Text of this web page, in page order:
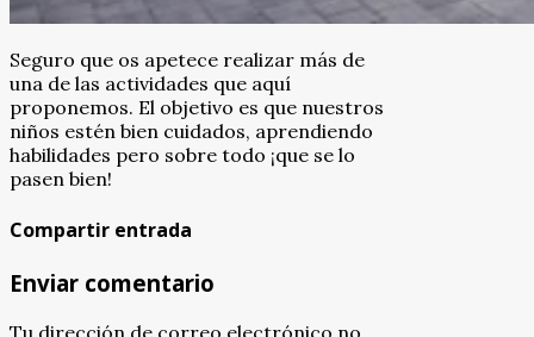
Seguro que os apetece realizar más de
una de las actividades que aquí
proponemos. El objetivo es que nuestros
niños estén bien cuidados, aprendiendo
habilidades pero sobre todo ¡que se lo
pasen bien!
Compartir entrada
Enviar comentario
Tu dirección de correo electrónico no